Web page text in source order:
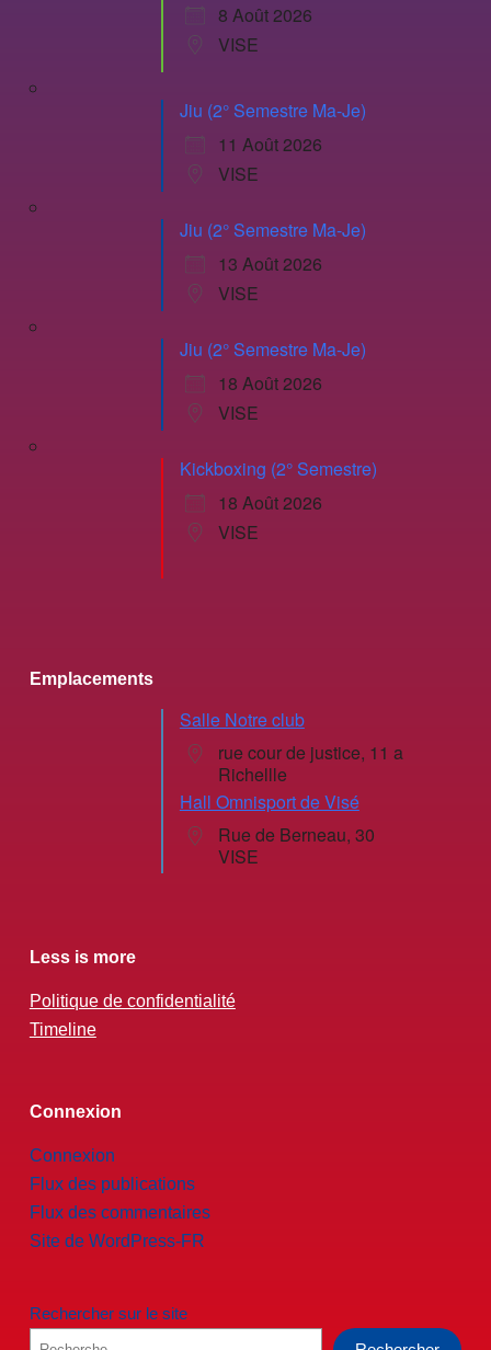
8 Août 2026
VISE
Jiu (2° Semestre Ma-Je)
11 Août 2026
VISE
Jiu (2° Semestre Ma-Je)
13 Août 2026
VISE
Jiu (2° Semestre Ma-Je)
18 Août 2026
VISE
Kickboxing (2° Semestre)
18 Août 2026
VISE
Emplacements
Salle Notre club
rue cour de justice, 11 a
Richellle
Hall Omnisport de Visé
Rue de Berneau, 30
VISE
Less is more
Politique de confidentialité
Timeline
Connexion
Connexion
Flux des publications
Flux des commentaires
Site de WordPress-FR
Rechercher sur le site